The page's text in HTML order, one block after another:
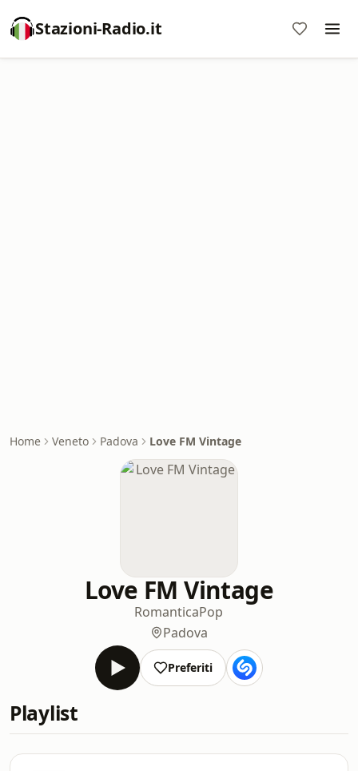
Stazioni-Radio.it
Home Veneto Padova Love FM Vintage
Love FM Vintage
RomanticaPop
Padova
Preferiti
Playlist